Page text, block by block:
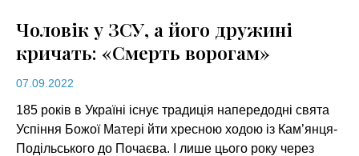
Чоловік у ЗСУ, а його дружині
кричать: «Смерть ворогам»
07.09.2022
185 років в Україні існує традиція напередодні свята
Успіння Божої Матері йти хресною ходою із Кам’янця-
Подільського до Почаєва. І лише цього року через